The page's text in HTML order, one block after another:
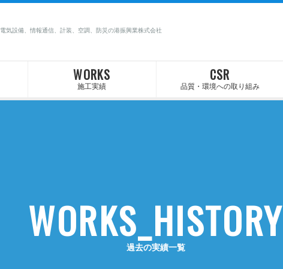
電気設備、情報通信、計装、空調、防災の港振興業株式会社
WORKS
施工実績
CSR
品質・環境への取り組み
WORKS_HISTORY
過去の実績一覧